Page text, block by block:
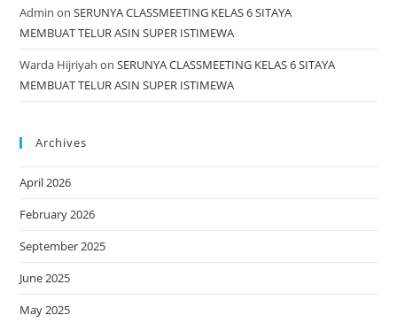
Admin onSERUNYA CLASSMEETING KELAS 6 SITAYA
MEMBUAT TELUR ASIN SUPER ISTIMEWA
Warda Hijriyah onSERUNYA CLASSMEETING KELAS 6 SITAYA
MEMBUAT TELUR ASIN SUPER ISTIMEWA
Archives
April 2026
February 2026
September 2025
June 2025
May 2025